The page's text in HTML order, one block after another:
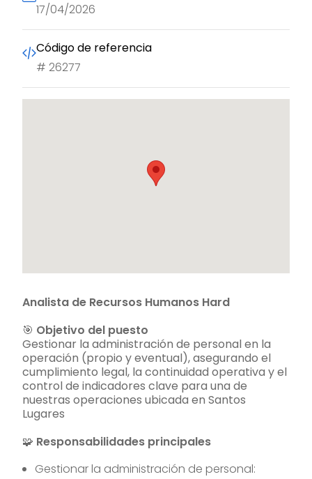
Analista de Recursos Humanos Hard
🎯 Objetivo del puesto
Gestionar la administración de personal en la
operación (propio y eventual), asegurando el
cumplimiento legal, la continuidad operativa y el
control de indicadores clave para una de
nuestras operaciones ubicada en Santos
Lugares
🧩 Responsabilidades principales
Gestionar la administración de personal:
17/04/2026
Código de referencia
# 26277